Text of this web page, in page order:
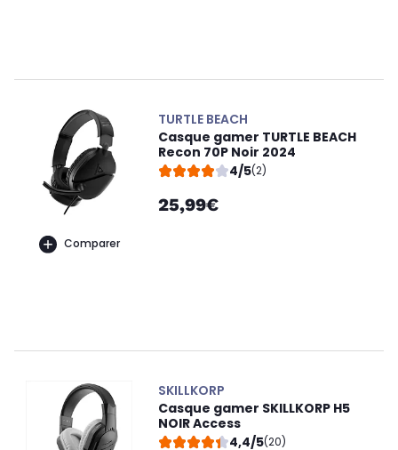
Comparer
TURTLE BEACH
Casque gamer TURTLE BEACH
Recon 70P Noir 2024
4/5(2)
25,99€
SKILLKORP
Casque gamer SKILLKORP H5
NOIR Access
4,4/5(20)